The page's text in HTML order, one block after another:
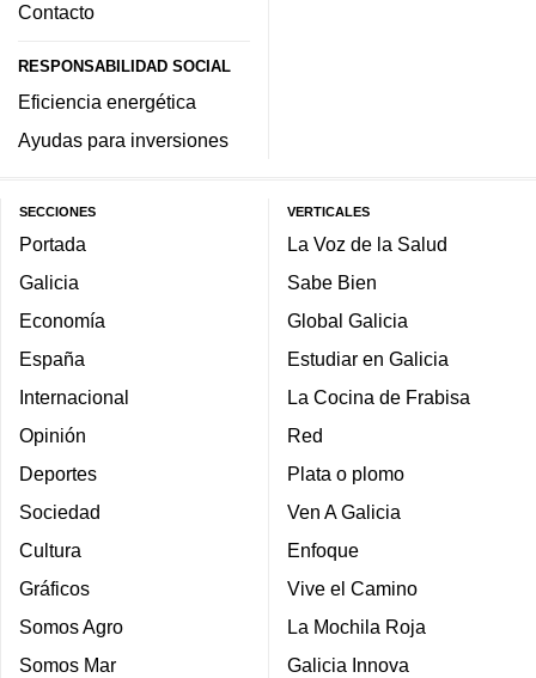
Contacto
RESPONSABILIDAD SOCIAL
Eficiencia energética
Ayudas para inversiones
SECCIONES
Portada
Galicia
Economía
España
Internacional
Opinión
Deportes
Sociedad
Cultura
Gráficos
Somos Agro
Somos Mar
VERTICALES
La Voz de la Salud
Sabe Bien
Global Galicia
Estudiar en Galicia
La Cocina de Frabisa
Red
Plata o plomo
Ven A Galicia
Enfoque
Vive el Camino
La Mochila Roja
Galicia Innova